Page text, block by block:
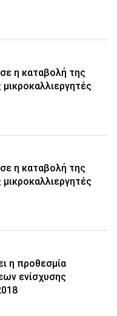
η καταβολή της
η καταβολή της
η προθεσμία
ενίσχυσης